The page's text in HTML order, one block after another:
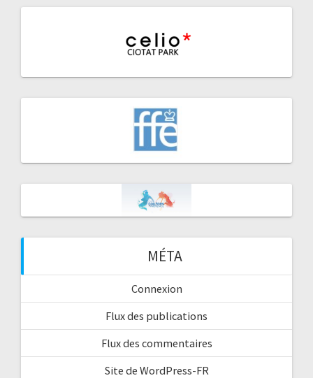
MÉTA
Connexion
Flux des publications
Flux des commentaires
Site de WordPress-FR